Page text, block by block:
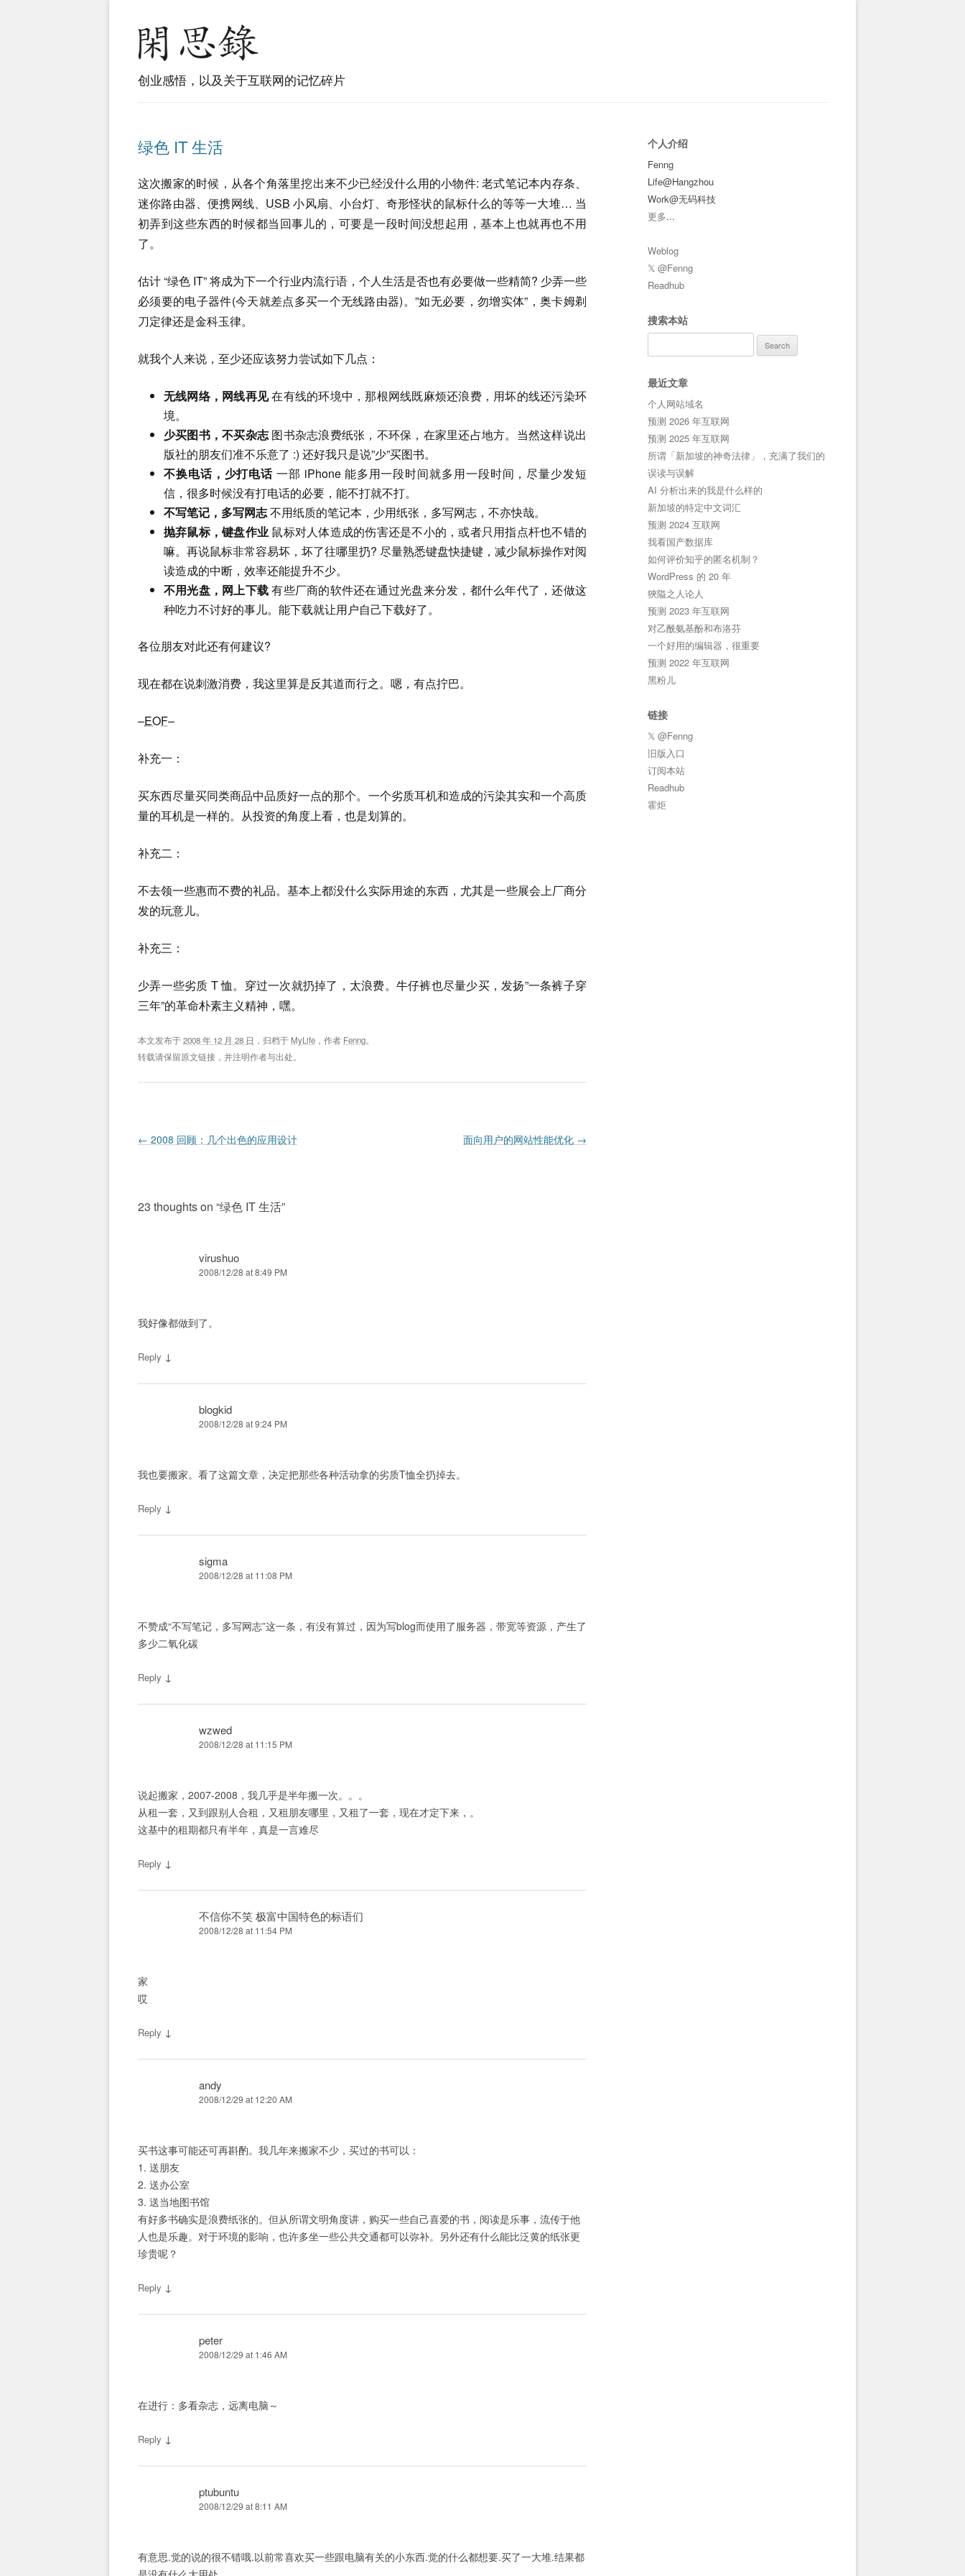
创业感悟，以及关于互联网的记忆碎片
绿色 IT 生活
这次搬家的时候，从各个角落里挖出来不少已经没什么用的小物件: 老式笔记本内存条、
迷你路由器、便携网线、 USB 小风扇、小台灯、奇形怪状的鼠标什么的等等一大堆… 当
初弄到这些东西的时候都当回事儿的，可要是一段时间没想起用，基本上也就再也不用
了。
估计 “绿色 IT” 将成为下一个行业内流行语，个人生活是否也有必要做一些精简? 少弄一些
必须要的电子器件(今天就差点多买一个无线路由器)。”如无必要，勿增实体”，奥卡姆剃
刀定律还是金科玉律。
就我个人来说，至少还应该努力尝试如下几点：
无线网络，网线再见在有线的环境中，那根网线既麻烦还浪费，用坏的线还污染环
境。
少买图书，不买杂志图书杂志浪费纸张，不环保，在家里还占地方。当然这样说出
版社的朋友们准不乐意了 :) 还好我只是说”少”买图书。
不换电话，少打电话 一部 iPhone 能多用一段时间就多用一段时间，尽量少发短
信，很多时候没有打电话的必要，能不打就不打。
不写笔记，多写网志不用纸质的笔记本，少用纸张，多写网志，不亦快哉。
抛弃鼠标，键盘作业 鼠标对人体造成的伤害还是不小的，或者只用指点杆也不错的
嘛。再说鼠标非常容易坏，坏了往哪里扔? 尽量熟悉键盘快捷键，减少鼠标操作对阅
读造成的中断，效率还能提升不少。
不用光盘，网上下载有些厂商的软件还在通过光盘来分发，都什么年代了，还做这
种吃力不讨好的事儿。能下载就让用户自己下载好了。
各位朋友对此还有何建议?
现在都在说刺激消费，我这里算是反其道而行之。嗯，有点拧巴。
–EOF–
补充一：
买东西尽量买同类商品中品质好一点的那个。一个劣质耳机和造成的污染其实和一个高质
量的耳机是一样的。从投资的角度上看，也是划算的。
补充二：
不去领一些惠而不费的礼品。基本上都没什么实际用途的东西，尤其是一些展会上厂商分
发的玩意儿。
补充三：
少弄一些劣质 T 恤。穿过一次就扔掉了，太浪费。牛仔裤也尽量少买，发扬”一条裤子穿
三年”的革命朴素主义精神，嘿。
本文发布于2008 年 12 月 28 日 ，归档于 MyLife ，作者 Fenng。
转载请保留原文链接，并注明作者与出处。
Post navigation
← 2008 回顾：几个出色的应用设计 面向用户的网站性能优化 →
23 thoughts on “绿色 IT 生活”
virushuo
2008/12/28 at 8:49 PM
我好像都做到了。
Reply ↓
blogkid
2008/12/28 at 9:24 PM
我也要搬家。看了这篇文章，决定把那些各种活动拿的劣质T恤全扔掉去。
Reply ↓
sigma
2008/12/28 at 11:08 PM
不赞成“不写笔记，多写网志”这一条，有没有算过，因为写blog而使用了服务器，带宽等资源，产生了
多少二氧化碳
Reply ↓
wzwed
2008/12/28 at 11:15 PM
说起搬家，2007-2008，我几乎是半年搬一次。。。
从租一套，又到跟别人合租，又租朋友哪里，又租了一套，现在才定下来，。
这基中的租期都只有半年，真是一言难尽
Reply ↓
不信你不笑 极富中国特色的标语们
2008/12/28 at 11:54 PM
家
哎
Reply ↓
andy
2008/12/29 at 12:20 AM
买书这事可能还可再斟酌。我几年来搬家不少，买过的书可以：
1. 送朋友
2. 送办公室
3. 送当地图书馆
有好多书确实是浪费纸张的。但从所谓文明角度讲，购买一些自己喜爱的书，阅读是乐事，流传于他
人也是乐趣。对于环境的影响，也许多坐一些公共交通都可以弥补。另外还有什么能比泛黄的纸张更
珍贵呢？
Reply ↓
peter
2008/12/29 at 1:46 AM
在进行：多看杂志，远离电脑～
Reply ↓
ptubuntu
2008/12/29 at 8:11 AM
有意思.觉的说的很不错哦.以前常喜欢买一些跟电脑有关的小东西.觉的什么都想要.买了一大堆.结果都
个人介绍
Fenng
Life@Hangzhou
Work@无码科技
更多...
Weblog
𝕏 @Fenng
Readhub
搜索本站
for:
最近文章
个人网站域名
预测 2026 年互联网
预测 2025 年互联网
所谓「新加坡的神奇法律」，充满了我们的
误读与误解
AI 分析出来的我是什么样的
新加坡的特定中文词汇
预测 2024 互联网
我看国产数据库
如何评价知乎的匿名机制？
WordPress 的 20 年
狹隘之人论人
预测 2023 年互联网
对乙酰氨基酚和布洛芬
一个好用的编辑器，很重要
预测 2022 年互联网
黑粉儿
链接
𝕏 @Fenng
旧版入口
订阅本站
Readhub
霍炬